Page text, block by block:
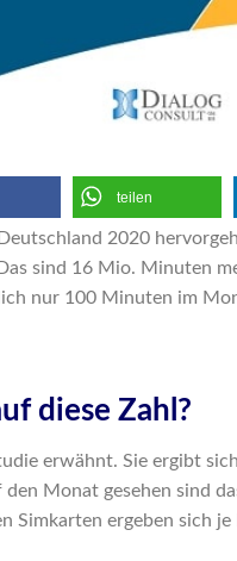
teilen
2020
sind 16 Mio. Minuten
nur 100 Minuten im
diese Zahl?
erwähnt. Sie ergibt
Monat gesehen sind
Simkarten ergeben sich